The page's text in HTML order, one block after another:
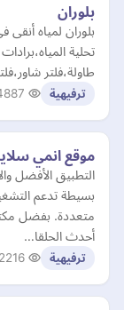
بلوران
بلوران لمياه
تحلية
طاولة،فلتر
ترفيهية
موقع انمي
التطبيق الأفضل
بسيطة تدعم
أحدث الحلقا…
ترفيهية